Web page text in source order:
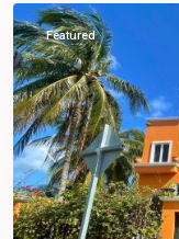
Previous
Featured